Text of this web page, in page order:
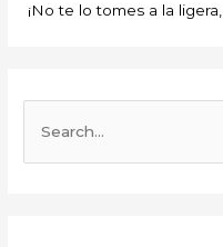
¡No te lo tomes a la